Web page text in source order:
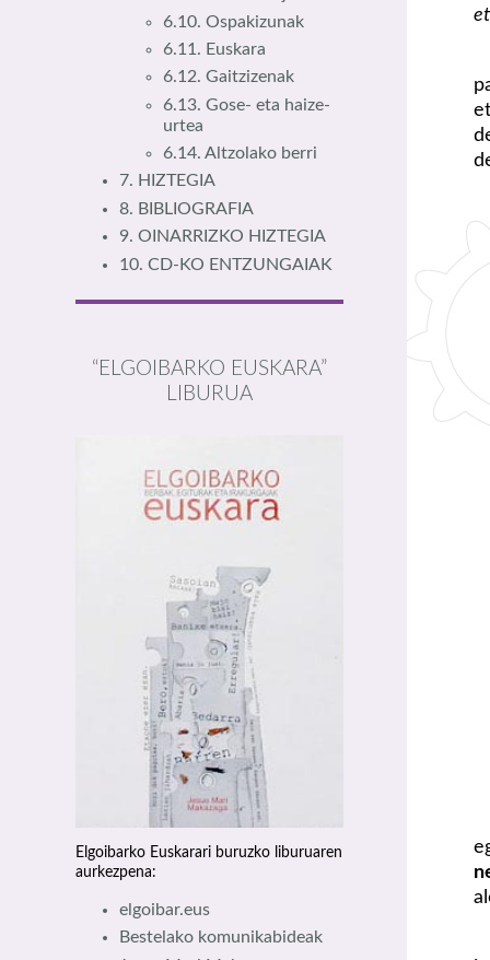
6.10. Ospakizunak
6.11. Euskara
6.12. Gaitzizenak
6.13. Gose- eta haize-
urtea
6.14. Altzolako berri
7. HIZTEGIA
8. BIBLIOGRAFIA
9. OINARRIZKO HIZTEGIA
10. CD-KO ENTZUNGAIAK
“ELGOIBARKO EUSKARA”
LIBURUA
Elgoibarko Euskarari buruzko liburuaren
aurkezpena:
elgoibar.eus
Bestelako komunikabideak